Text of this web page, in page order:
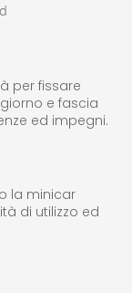
per fissare
e fascia
ed impegni.
la minicar
di utilizzo ed